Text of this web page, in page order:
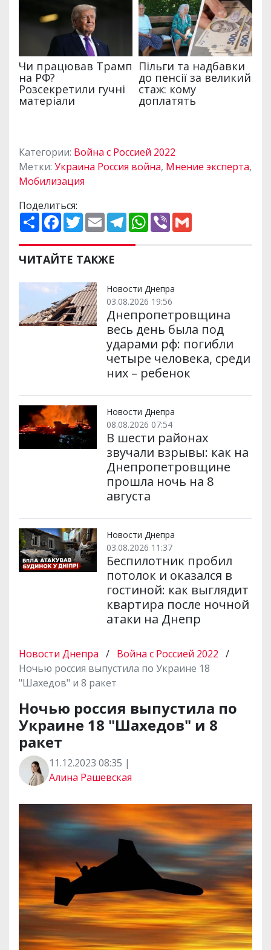
Категории: Война с Россией 2022
Метки: Украина Россия война, Мнение эксперта,
Мобилизация
Поделиться:
П
о
и
р
и
и
F
a
e
b
o
k
T
w
t
t
e
E
m
i
l
T
e
e
m
W
h
p
V
ЧИТАЙТЕ ТАКЖЕ
Новости Днепра
03.08.2026 19:56
Днепропетровщина
весь день была под
ударами рф: погибли
четыре человека, среди
них – ребенок
Новости Днепра
08.08.2026 07:54
В шести районах
звучали взрывы: как на
Днепропетровщине
прошла ночь на 8
августа
Новости Днепра
03.08.2026 11:37
Беспилотник пробил
потолок и оказался в
гостиной: как выглядит
квартира после ночной
атаки на Днепр
Новости Днепра / Война с Россией 2022 /
Ночью россия выпустила по Украине 18
"Шахедов" и 8 ракет
Ночью россия выпустила по
Украине 18 "Шахедов" и 8
ракет
11.12.2023 08:35 |
Алина Рашевская